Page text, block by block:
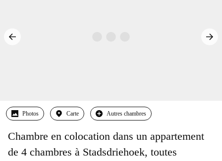
Photos Carte Autres chambres
Chambre en colocation dans un appartement
de 4 chambres à Stadsdriehoek, toutes